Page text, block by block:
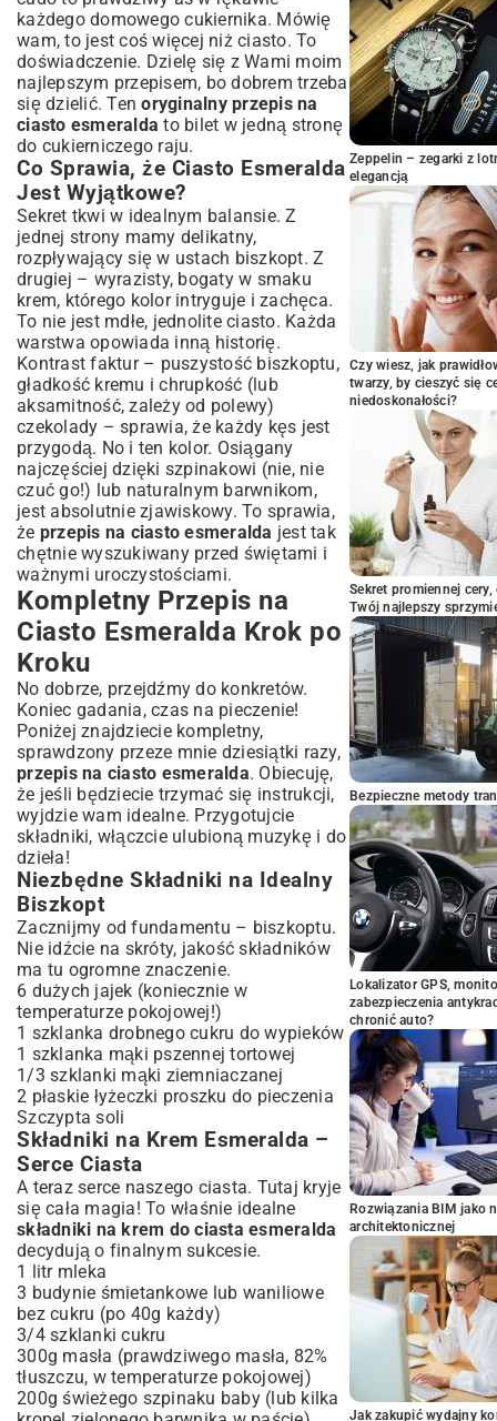
Wariacje Ciasta Esmeralda – Odkryj
Nowe Smaki
Esmeralda z Owocami: Wersje Sezonowe
Lekkie Ciasto Esmeralda Bez Pieczenia
Szybka Esmeralda – Gdy Czas Goni
Najczęstsze Problemy i Rozwiązania
Podczas Pieczenia Esmeraldy
Jak Zapobiec Opadaniu Biszkoptu?
Idealna Konsystencja Kremu – Praktyczne
Wskazówki
Przechowywanie Ciasta Esmeralda, aby
Dłużej Zachowało Świeżość
Z Czym Serwować Ciasto Esmeralda?
Inspiracje i Pomysły
Idealne Napoje do Ciasta Esmeralda
Okazje, na Które Ciasto Esmeralda Będzie
Idealne
Podsumowanie – Dlaczego Warto Mieć
Przepis na Ciasto Esmeralda?
każdego domowego cukiernika. Mówię
wam, to jest coś więcej niż ciasto. To
doświadczenie. Dzielę się z Wami moim
najlepszym przepisem, bo dobrem trzeba
się dzielić. Tenoryginalny przepis na
ciasto esmeralda to bilet w jedną stronę
do cukierniczego raju.
Co Sprawia, że Ciasto Esmeralda
Jest Wyjątkowe?
Sekret tkwi w idealnym balansie. Z
jednej strony mamy delikatny,
rozpływający się w ustach biszkopt. Z
drugiej – wyrazisty, bogaty w smaku
krem, którego kolor intryguje i zachęca.
To nie jest mdłe, jednolite ciasto. Każda
warstwa opowiada inną historię.
Kontrast faktur – puszystość biszkoptu,
gładkość kremu i chrupkość (lub
aksamitność, zależy od polewy)
czekolady – sprawia, że każdy kęs jest
przygodą. No i ten kolor. Osiągany
najczęściej dzięki szpinakowi (nie, nie
czuć go!) lub naturalnym barwnikom,
jest absolutnie zjawiskowy. To sprawia,
że przepis na ciasto esmeralda jest tak
chętnie wyszukiwany przed świętami i
ważnymi uroczystościami.
Kompletny Przepis na
Ciasto Esmeralda Krok po
Kroku
No dobrze, przejdźmy do konkretów.
Koniec gadania, czas na pieczenie!
Poniżej znajdziecie kompletny,
sprawdzony przeze mnie dziesiątki razy,
przepis na ciasto esmeralda. Obiecuję,
że jeśli będziecie trzymać się instrukcji,
wyjdzie wam idealne. Przygotujcie
składniki, włączcie ulubioną muzykę i do
dzieła!
Niezbędne Składniki na Idealny
Biszkopt
Zacznijmy od fundamentu – biszkoptu.
Nie idźcie na skróty, jakość składników
ma tu ogromne znaczenie.
6 dużych jajek (koniecznie w
temperaturze pokojowej!)
1 szklanka drobnego cukru do wypieków
1 szklanka mąki pszennej tortowej
1/3 szklanki mąki ziemniaczanej
2 płaskie łyżeczki proszku do pieczenia
Szczypta soli
Składniki na Krem Esmeralda –
Serce Ciasta
A teraz serce naszego ciasta. Tutaj kryje
się cała magia! To właśnie idealne
składniki na krem do ciasta esmeralda
decydują o finalnym sukcesie.
1 litr mleka
3 budynie śmietankowe lub waniliowe
bez cukru (po 40g każdy)
3/4 szklanki cukru
300g masła (prawdziwego masła, 82%
tłuszczu, w temperaturze pokojowej)
200g świeżego szpinaku baby (lub kilka
Zeppelin – zegarki z
elegancją
Czy wiesz, jak
twarzy, by cieszyć się
niedoskonałości?
Sekret promiennej
Twój najlepszy
Bezpieczne metody
Lokalizator GPS,
zabezpieczenia
chronić auto?
Rozwiązania BIM jako
architektonicznej
Jak zakupić wydajny